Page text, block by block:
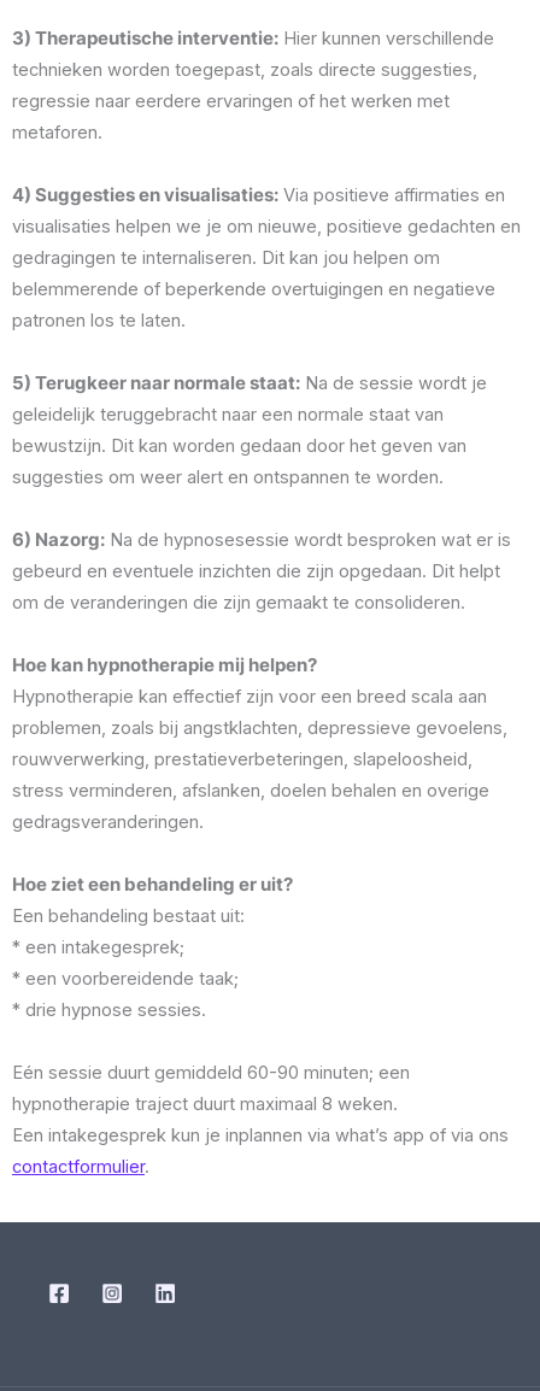
3) Therapeutische interventie: Hier kunnen verschillende
technieken worden toegepast, zoals directe suggesties,
regressie naar eerdere ervaringen of het werken met
metaforen.
4) Suggesties en visualisaties: Via positieve affirmaties en
visualisaties helpen we je om nieuwe, positieve gedachten en
gedragingen te internaliseren. Dit kan jou helpen om
belemmerende of beperkende overtuigingen en negatieve
patronen los te laten.
5) Terugkeer naar normale staat: Na de sessie wordt je
geleidelijk teruggebracht naar een normale staat van
bewustzijn. Dit kan worden gedaan door het geven van
suggesties om weer alert en ontspannen te worden.
6) Nazorg: Na de hypnosesessie wordt besproken wat er is
gebeurd en eventuele inzichten die zijn opgedaan. Dit helpt
om de veranderingen die zijn gemaakt te consolideren.
Hoe kan hypnotherapie mij helpen?
Hypnotherapie kan effectief zijn voor een breed scala aan
problemen, zoals bij angstklachten, depressieve gevoelens,
rouwverwerking, prestatieverbeteringen, slapeloosheid,
stress verminderen, afslanken, doelen behalen en overige
gedragsveranderingen.
Hoe ziet een behandeling er uit?
Een behandeling bestaat uit:
* een intakegesprek;
* een voorbereidende taak;
* drie hypnose sessies.
Eén sessie duurt gemiddeld 60-90 minuten; een
hypnotherapie traject duurt maximaal 8 weken.
Een intakegesprek kun je inplannen via what’s app of via ons
contactformulier.